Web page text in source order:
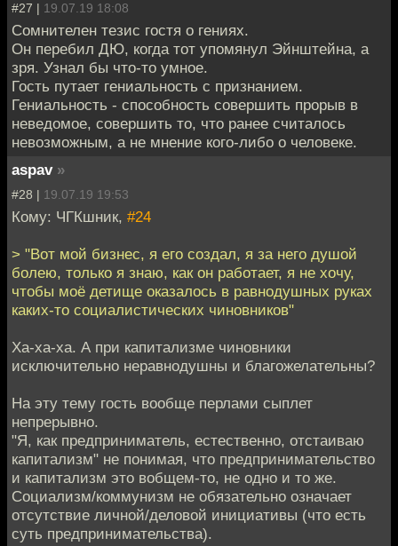
#27 | 19.07.19 18:08
Сомнителен тезис гостя о гениях.
Он перебил ДЮ, когда тот упомянул Эйнштейна, а
зря. Узнал бы что-то умное.
Гость путает гениальность с признанием.
Гениальность - способность совершить прорыв в
неведомое, совершить то, что ранее считалось
невозможным, а не мнение кого-либо о человеке.
aspav »
#28 | 19.07.19 19:53
Кому: ЧГКшник, #24
> "Вот мой бизнес, я его создал, я за него душой
болею, только я знаю, как он работает, я не хочу,
чтобы моё детище оказалось в равнодушных руках
каких-то социалистических чиновников"
Ха-ха-ха. А при капитализме чиновники
исключительно неравнодушны и благожелательны?
На эту тему гость вообще перлами сыплет
непрерывно.
"Я, как предприниматель, естественно, отстаиваю
капитализм" не понимая, что предпринимательство
и капитализм это вобщем-то, не одно и то же.
Социализм/коммунизм не обязательно означает
отсутствие личной/деловой инициативы (что есть
суть предпринимательства).